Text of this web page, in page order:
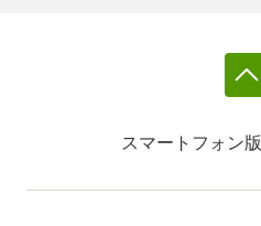
スマートフォン版